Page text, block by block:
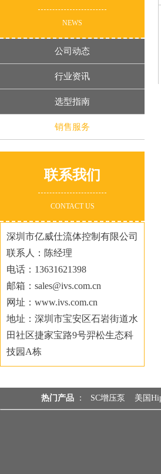
NEWS
公司动态
行业资讯
选型指南
销售服务
联系我们
CONTACT US
深圳市亿威仕流体控制有限公司
联系人：陈经理
电话：13631621398
邮箱：sales@ivs.com.cn
网址：www.ivs.com.cn
地址：深圳市宝安区石岩街道水
田社区捷家宝路9号羿松生态科
技园A栋
热门产品 ： SC增压泵 美国